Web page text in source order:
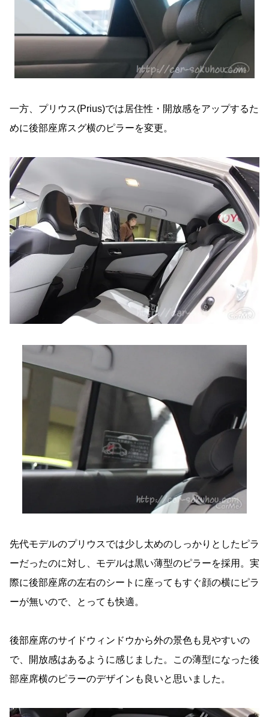
一方、プリウス(Prius)では居住性・開放感をアップするた
めに後部座席スグ横のピラーを変更。
先代モデルのプリウスでは少し太めのしっかりとしたピラ
ーだったのに対し、モデルは黒い薄型のピラーを採用。実
際に後部座席の左右のシートに座ってもすぐ顔の横にピラ
ーが無いので、とっても快適。
後部座席のサイドウィンドウから外の景色も見やすいの
で、開放感はあるように感じました。この薄型になった後
部座席横のピラーのデザインも良いと思いました。